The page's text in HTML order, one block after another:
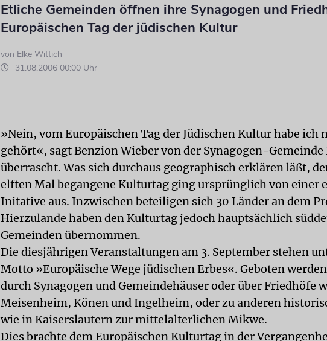
Etliche Gemeinden öffnen ihre Synagogen und
Europäischen Tag der jüdischen Kultur
von Elke Wittich
31.08.2006 00:00 Uhr
»Nein, vom Europäischen Tag der Jüdischen Kultur habe ich
gehört«, sagt Benzion Wieber von der Synagogen-Gemeinde
überrascht. Was sich durchaus geographisch erklären läßt,
elften Mal begangene Kulturtag ging ursprünglich von einer
Initative aus. Inzwischen beteiligen sich 30 Länder an dem
Hierzulande haben den Kulturtag jedoch hauptsächlich
Gemeinden übernommen.
Die diesjährigen Veranstaltungen am 3. September stehen
Motto »Europäische Wege jüdischen Erbes«. Geboten
durch Synagogen und Gemeindehäuser oder über Friedhöfe
Meisenheim, Könen und Ingelheim, oder zu anderen
wie in Kaiserslautern zur mittelalterlichen Mikwe.
Dies brachte dem Europäischen Kulturtag in der